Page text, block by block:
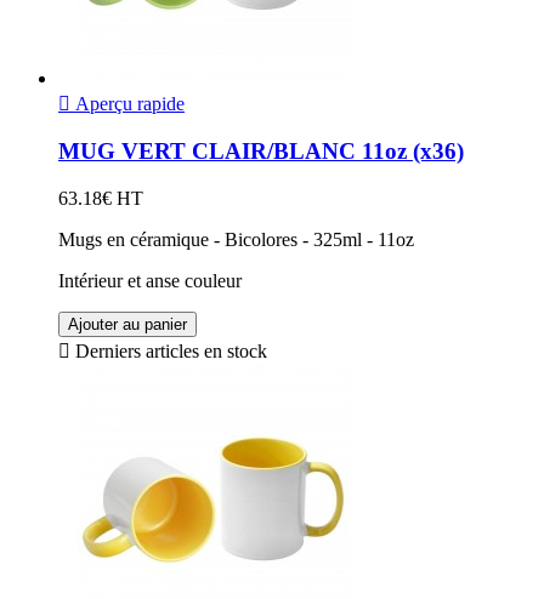
 Aperçu rapide
MUG VERT CLAIR/BLANC 11oz (x36)
63.18€ HT
Mugs en céramique - Bicolores - 325ml - 11oz
Intérieur et anse couleur
Ajouter au panier
 Derniers articles en stock